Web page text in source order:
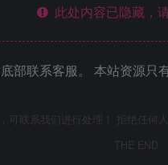
此处内容已隐藏，
部联系客服。 本站资源只
可联系我们进行处理！ 拒绝任
THE END